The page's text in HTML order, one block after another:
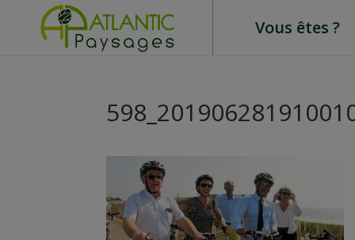
Vous êtes ?